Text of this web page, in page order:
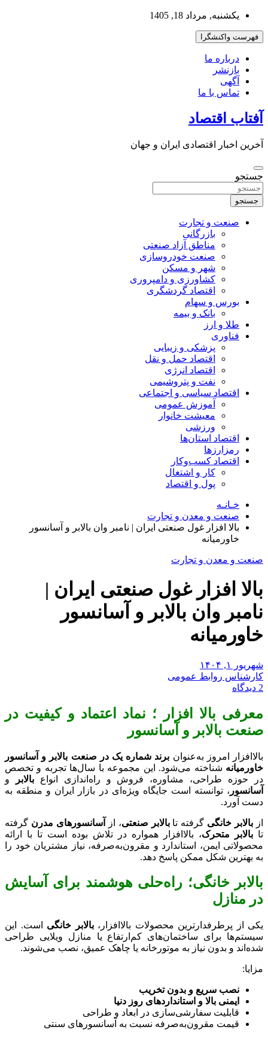
بروید
یکشنبه, مرداد 18, 1405
فهرست واکنشگرا
درباره ما
بازنشر
آگهی
تماس با ما
آفتاب اقتصاد
آخرین اخبار اقتصادی ایران و جهان
جستجو
جستجو
صنعت و تجارت
بازرگانی
مناطق آزاد صنعتی
صنعت خودروسازی
شهر و مسکن
کشاورزی و دامپروری
اقتصاد گردشگری
بورس و سهام
بانک و بیمه
طلا و ارز
فناوری
پزشکی و زیبایی
اقتصاد حمل و نقل
اقتصاد انرژی
نفت و پتروشیمی
اقتصاد سیاسی و اجتماعی
آموزش عمومی
معیشت خانوار
ورزشی
اقتصاد استان‌ها
رمزارزها
اقتصاد کسب‌و‌کار
کار و اشتغال
پول و اقتصاد
خـانـه
صنعت و معدن و تجارت
بالا افزار غول صنعتی ایران | نامبر وان بالابر و آسانسور
خاورمیانه
صنعت و معدن و تجارت
بالا افزار غول صنعتی ایران |
نامبر وان بالابر و آسانسور
خاورمیانه
شهریور ۱, ۱۴۰۴
کارشناس روابط عمومی
2 دیدگاه
معرفی بالا افزار ؛ نماد اعتماد و کیفیت در
صنعت بالابر و آسانسور
بالاافزار امروز به‌عنوان برند شماره یک در صنعت بالابر و آسانسور
خاورمیانه شناخته می‌شود. این مجموعه با سال‌ها تجربه و تخصص
در حوزه طراحی، مشاوره، فروش و راه‌اندازی انواعبالابر
و
آسانسور ، توانسته است جایگاه ویژه‌ای در بازار ایران و منطقه به
دست آورد.
از بالابر خانگی گرفته تابالابر صنعتی، از آسانسورهای مدرن گرفته
تا بالابر متحرک، بالاافزار همواره در تلاش بوده است تا با ارائه
محصولاتی ایمن، استاندارد و مقرون‌به‌صرفه، نیاز مشتریان خود را
به بهترین شکل ممکن پاسخ دهد.
بالابر خانگی؛ راه‌حلی هوشمند برای آسایش
در منازل
یکی از پرطرفدارترین محصولات بالاافزار،بالابر خانگی است. این
سیستم‌ها برای ساختمان‌های کم‌ارتفاع یا منازل ویلایی طراحی
شده‌اند و بدون نیاز به موتورخانه یا چاهک عمیق، نصب می‌شوند.
مزایا:
نصب سریع و بدون تخریب
ایمنی بالا و استانداردهای روز دنیا
قابلیت سفارشی‌سازی در ابعاد و طراحی
قیمت مقرون‌به‌صرفه نسبت به آسانسورهای سنتی